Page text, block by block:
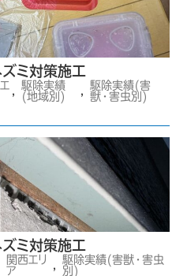
ミ対策施工
駆除実績
(地域別)
駆除実績(害
獣・害虫別)
ミ対策施工
関西エリ
ア
,
駆除実績(害獣・害虫
別)